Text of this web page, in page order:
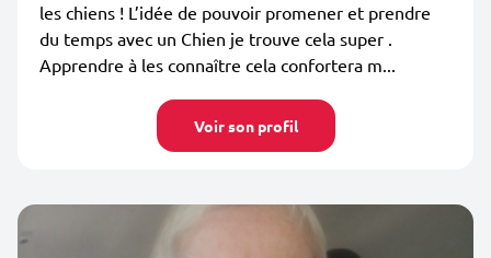
les chiens ! L’idée de pouvoir promener et prendre
du temps avec un Chien je trouve cela super .
Apprendre à les connaître cela confortera m...
Voir son profil